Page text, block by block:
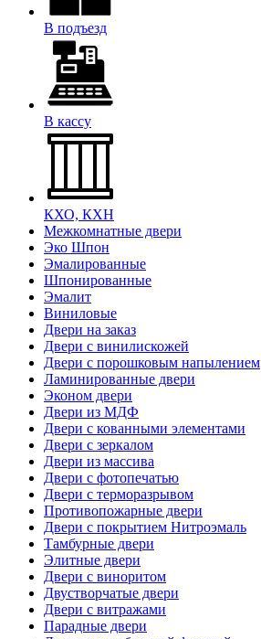
В подъезд
В кассу
КХО, КХН
Межкомнатные двери
Эко Шпон
Эмалированные
Шпонированные
Эмалит
Виниловые
Двери на заказ
Двери с винилискожей
Двери с порошковым напылением
Ламинированные двери
Эконом двери
Двери из МДФ
Двери с кованными элементами
Двери с зеркалом
Двери из массива
Двери с фотопечатью
Двери с терморазрывом
Противопожарные двери
Двери с покрытием Нитроэмаль
Тамбурные двери
Элитные двери
Двери с виноритом
Двустворчатые двери
Двери с витражами
Парадные двери